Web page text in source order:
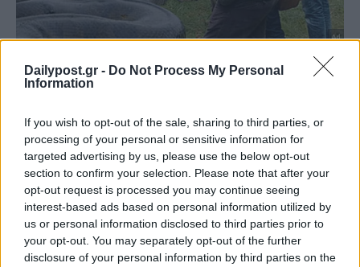
Dailypost.gr - Do Not Process My Personal
Information
If you wish to opt-out of the sale, sharing to third parties, or
processing of your personal or sensitive information for
targeted advertising by us, please use the below opt-out
section to confirm your selection. Please note that after your
opt-out request is processed you may continue seeing
interest-based ads based on personal information utilized by
us or personal information disclosed to third parties prior to
your opt-out. You may separately opt-out of the further
disclosure of your personal information by third parties on the